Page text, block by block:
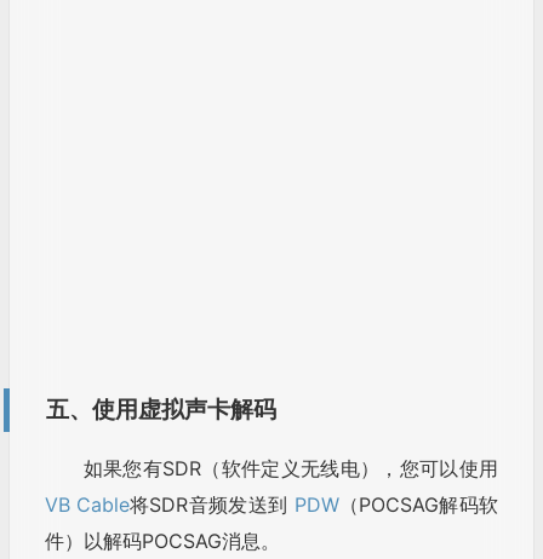
件）以解码POCSAG消息。
1.在SDR软件中，选择VB Cable作为音频输出，
将SDR音频发送到VB Cable。